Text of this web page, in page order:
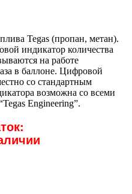
Tegas (пропан, метан).
индикатор количества
на работе
в баллоне. Цифровой
со стандартным
возможна со всеми
Engineering”.